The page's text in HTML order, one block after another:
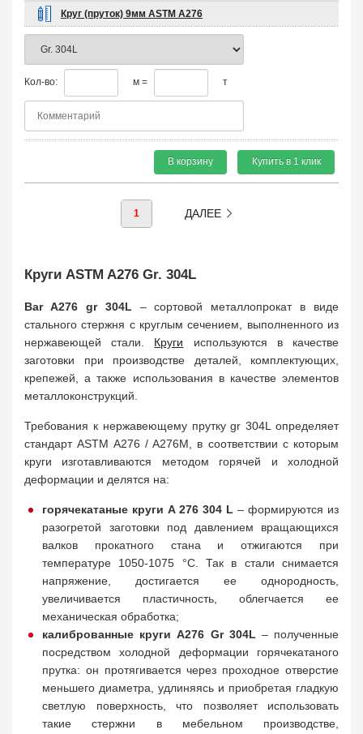
Круг (пруток) 9мм ASTM A276
Кол-во: м = т
В корзину Купить в 1 клик
1 ДАЛЕЕ
Круги ASTM A276 Gr. 304L
Bar A276 gr 304L – сортовой металлопрокат в виде
стального стержня с круглым сечением, выполненного из
нержавеющей стали. Круги используются в качестве
заготовки при производстве деталей, комплектующих,
крепежей, а также использования в качестве элементов
металлоконструкций.
Требования к нержавеющему прутку gr 304L определяет
стандарт ASTM A276 / A276M, в соответствии с которым
круги изготавливаются методом горячей и холодной
деформации и делятся на:
горячекатаные круги A 276 304 L – формируются из
разогретой заготовки под давлением вращающихся
валков прокатного стана и отжигаются при
температуре 1050-1075 °C. Так в стали снимается
напряжение, достигается ее однородность,
увеличивается пластичность, облегчается ее
механическая обработка;
калиброванные круги A276 Gr 304L – полученные
посредством холодной деформации горячекатаного
прутка: он протягивается через проходное отверстие
меньшего диаметра, удлиняясь и приобретая гладкую
светлую поверхность, что позволяет использовать
такие стержни в мебельном производстве,